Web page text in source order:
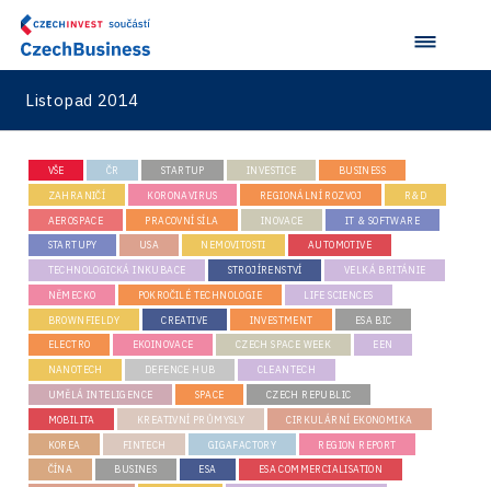
Listopad 2014
VŠE ČR STARTUP INVESTICE BUSINESS
ZAHRANIČÍ KORONAVIRUS REGIONÁLNÍ ROZVOJ R&D
AEROSPACE PRACOVNÍ SÍLA INOVACE IT & SOFTWARE
STARTUPY USA NEMOVITOSTI AUTOMOTIVE
TECHNOLOGICKÁ INKUBACE STROJÍRENSTVÍ VELKÁ BRITÁNIE
NĚMECKO POKROČILÉ TECHNOLOGIE LIFE SCIENCES
BROWNFIELDY CREATIVE INVESTMENT ESA BIC
ELECTRO EKOINOVACE CZECH SPACE WEEK EEN
NANOTECH DEFENCE HUB CLEANTECH
UMĚLÁ INTELIGENCE SPACE CZECH REPUBLIC
MOBILITA KREATIVNÍ PRŮMYSLY CIRKULÁRNÍ EKONOMIKA
KOREA FINTECH GIGAFACTORY REGION REPORT
ČÍNA BUSINES ESA ESA COMMERCIALISATION